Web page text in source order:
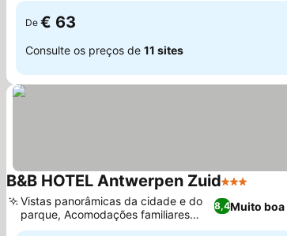
De € 63
Consulte os preços de 11 sites
B&B HOTEL Antwerpen Zuid3 Estrelas
8,4Muito boa
Vistas panorâmicas da cidade e do
parque, Acomodações familiares
versáteis